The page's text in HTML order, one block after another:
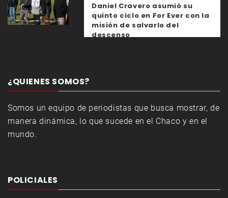
Daniel Cravero asumió su
quinto ciclo en For Ever con la
misión de salvarlo del
descenso
¿QUIENES SOMOS?
Somos un equipo de periodistas que busca mostrar, de
manera dinámica, lo que sucede en el Chaco y en el
mundo.
POLICIALES